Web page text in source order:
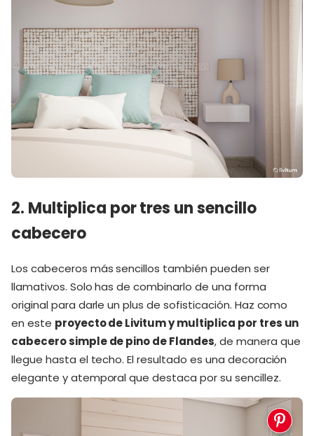
2. Multiplica por tres un sencillo
cabecero
Los cabeceros más sencillos también pueden ser
llamativos. Solo has de combinarlo de una forma
original para darle un plus de sofisticación. Haz como
en este proyecto de Livitum y multiplica por tres un
cabecero simple de pino de Flandes, de manera que
llegue hasta el techo. El resultado es una decoración
elegante y atemporal que destaca por su sencillez.